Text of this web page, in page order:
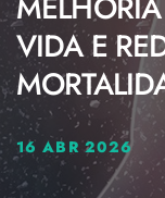
VIDA E
16 ABR 2026